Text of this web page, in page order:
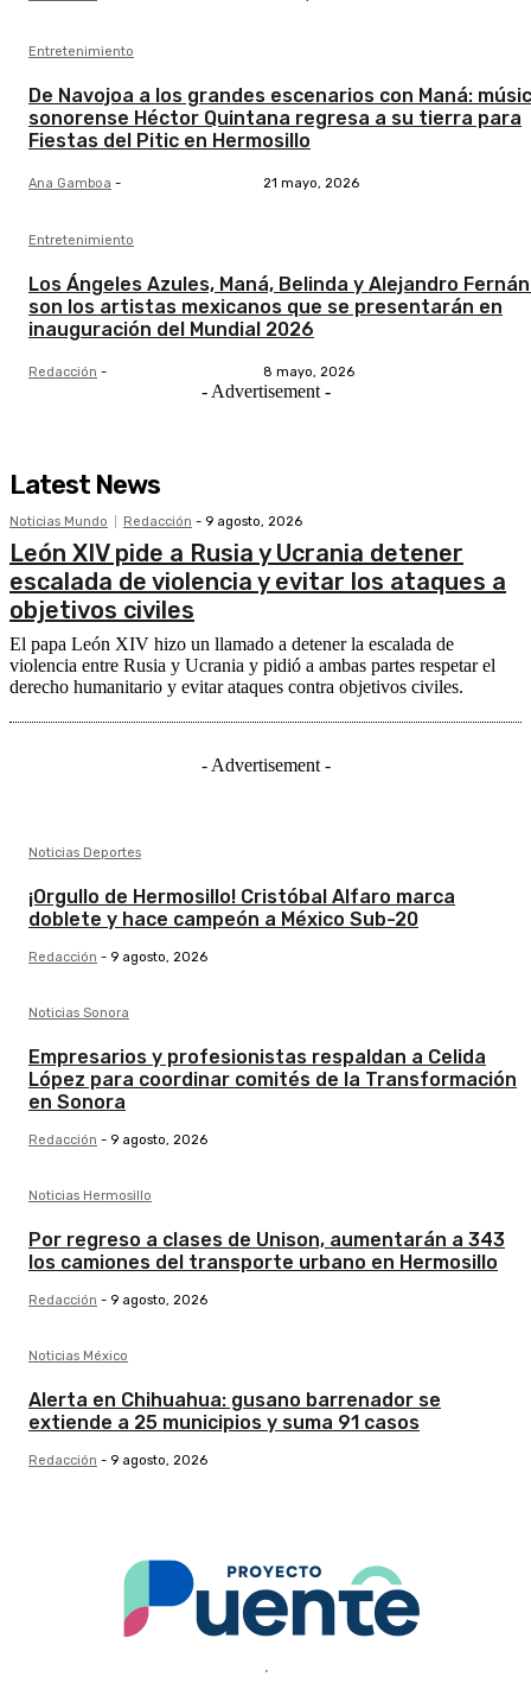
Entretenimiento
De Navojoa a los grandes escenarios con Maná:
sonorense Héctor Quintana regresa a su tierra para
Fiestas del Pitic en Hermosillo
Ana Gamboa - 21 mayo, 2026
Entretenimiento
Los Ángeles Azules, Maná, Belinda y Alejandro
son los artistas mexicanos que se presentarán en
inauguración del Mundial 2026
Redacción - 8 mayo, 2026
- Advertisement -
Latest News
Noticias Mundo Redacción - 9 agosto, 2026
León XIV pide a Rusia y Ucrania detener
escalada de violencia y evitar los ataques a
objetivos civiles
El papa León XIV hizo un llamado a detener la escalada de
violencia entre Rusia y Ucrania y pidió a ambas partes respetar el
derecho humanitario y evitar ataques contra objetivos civiles.
- Advertisement -
Noticias Deportes
¡Orgullo de Hermosillo! Cristóbal Alfaro marca
doblete y hace campeón a México Sub-20
Redacción - 9 agosto, 2026
Noticias Sonora
Empresarios y profesionistas respaldan a Celida
López para coordinar comités de la Transformación
en Sonora
Redacción - 9 agosto, 2026
Noticias Hermosillo
Por regreso a clases de Unison, aumentarán a 343
los camiones del transporte urbano en Hermosillo
Redacción - 9 agosto, 2026
Noticias México
Alerta en Chihuahua: gusano barrenador se
extiende a 25 municipios y suma 91 casos
Redacción - 9 agosto, 2026
.